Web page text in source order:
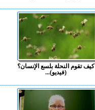
كيف تقوم النحلة بلسع الإنسان؟
(فيديو)...